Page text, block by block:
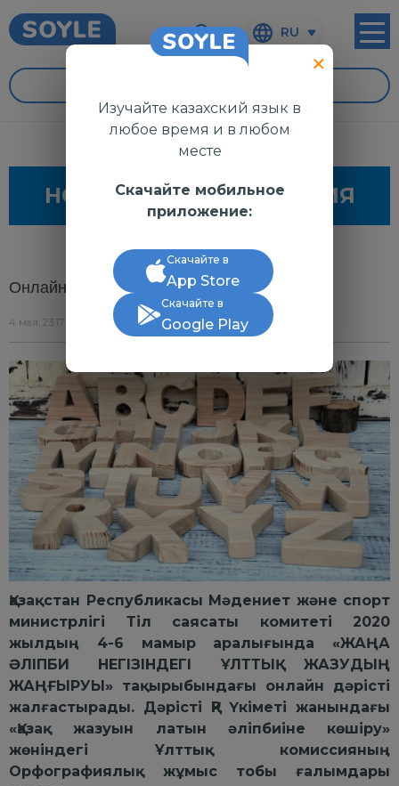
RU
НОВОСТИ И ОБЪЯВЛЕНИЯ
Онлайн дәріс жалғасады
4 мая, 23:17
Қазақстан Республикасы Мәдениет және спорт
министрлігі Тіл саясаты комитеті 2020
жылдың 4-6 мамыр аралығында «ЖАҢА
ӘЛІПБИ НЕГІЗІНДЕГІ ҰЛТТЫҚ ЖАЗУДЫҢ
ЖАҢҒЫРУЫ» тақырыбындағы онлайн дәрісті
жалғастырады. Дәрісті ҚР Үкіметі жанындағы
«Қазақ жазуын латын әліпбиіне көшіру»
жөніндегі Ұлттық комиссияның
Орфографиялық жұмыс тобы ғалымдары
Изучайте казахский язык в
любое время и в любом
месте
Скачайте мобильное
приложение:
Скачайте в
App Store
Скачайте в
Google Play